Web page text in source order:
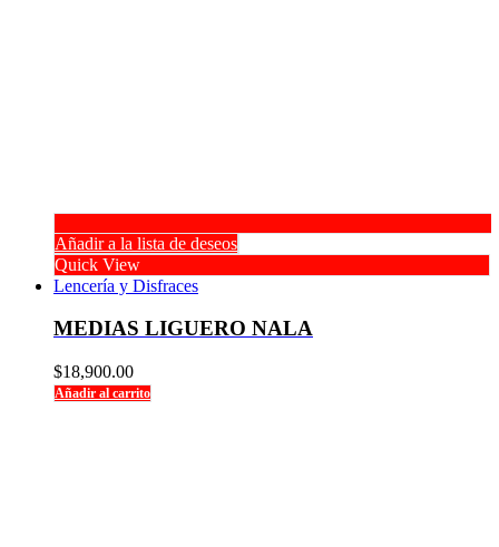
Añadir a la lista de deseos
Quick View
Lencería y Disfraces
MEDIAS LIGUERO NALA
$18,900.00
Añadir al carrito